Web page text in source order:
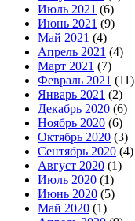
Июль 2021 (6)
Июнь 2021 (9)
Май 2021 (4)
Апрель 2021 (4)
Март 2021 (7)
Февраль 2021 (11)
Январь 2021 (2)
Декабрь 2020 (6)
Ноябрь 2020 (6)
Октябрь 2020 (3)
Сентябрь 2020 (4)
Август 2020 (1)
Июль 2020 (1)
Июнь 2020 (5)
Май 2020 (1)